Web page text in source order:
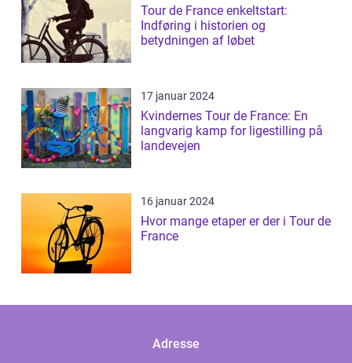
Tour de France enkeltstart:
Indføring i historien og
betydningen af løbet
17 januar 2024
Kvindernes Tour de France: En
langvarig kamp for ligestilling på
landevejen
16 januar 2024
Hvor mange etaper er der i Tour de
France
Adresse